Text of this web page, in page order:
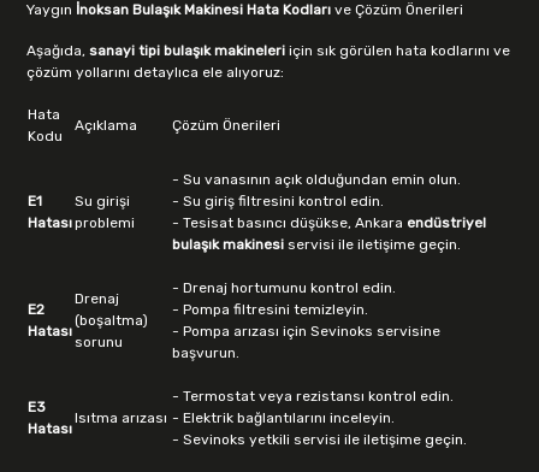
Yaygın İnoksan Bulaşık Makinesi Hata Kodlarıve Çözüm Önerileri
Aşağıda,sanayi tipi bulaşık makineleri için sık görülen hata kodlarını ve
çözüm yollarını detaylıca ele alıyoruz:
Hata
Kodu
Açıklama Çözüm Önerileri
E1
Hatası
Su girişi
problemi
- Su vanasının açık olduğundan emin olun.
- Su giriş filtresini kontrol edin.
- Tesisat basıncı düşükse, Ankara endüstriyel
bulaşık makinesiservisi ile iletişime geçin.
E2
Hatası
Drenaj
(boşaltma)
sorunu
- Drenaj hortumunu kontrol edin.
- Pompa filtresini temizleyin.
- Pompa arızası için Sevinoks servisine
başvurun.
E3
Hatası
Isıtma arızası
- Termostat veya rezistansı kontrol edin.
- Elektrik bağlantılarını inceleyin.
- Sevinoks yetkili servisi ile iletişime geçin.